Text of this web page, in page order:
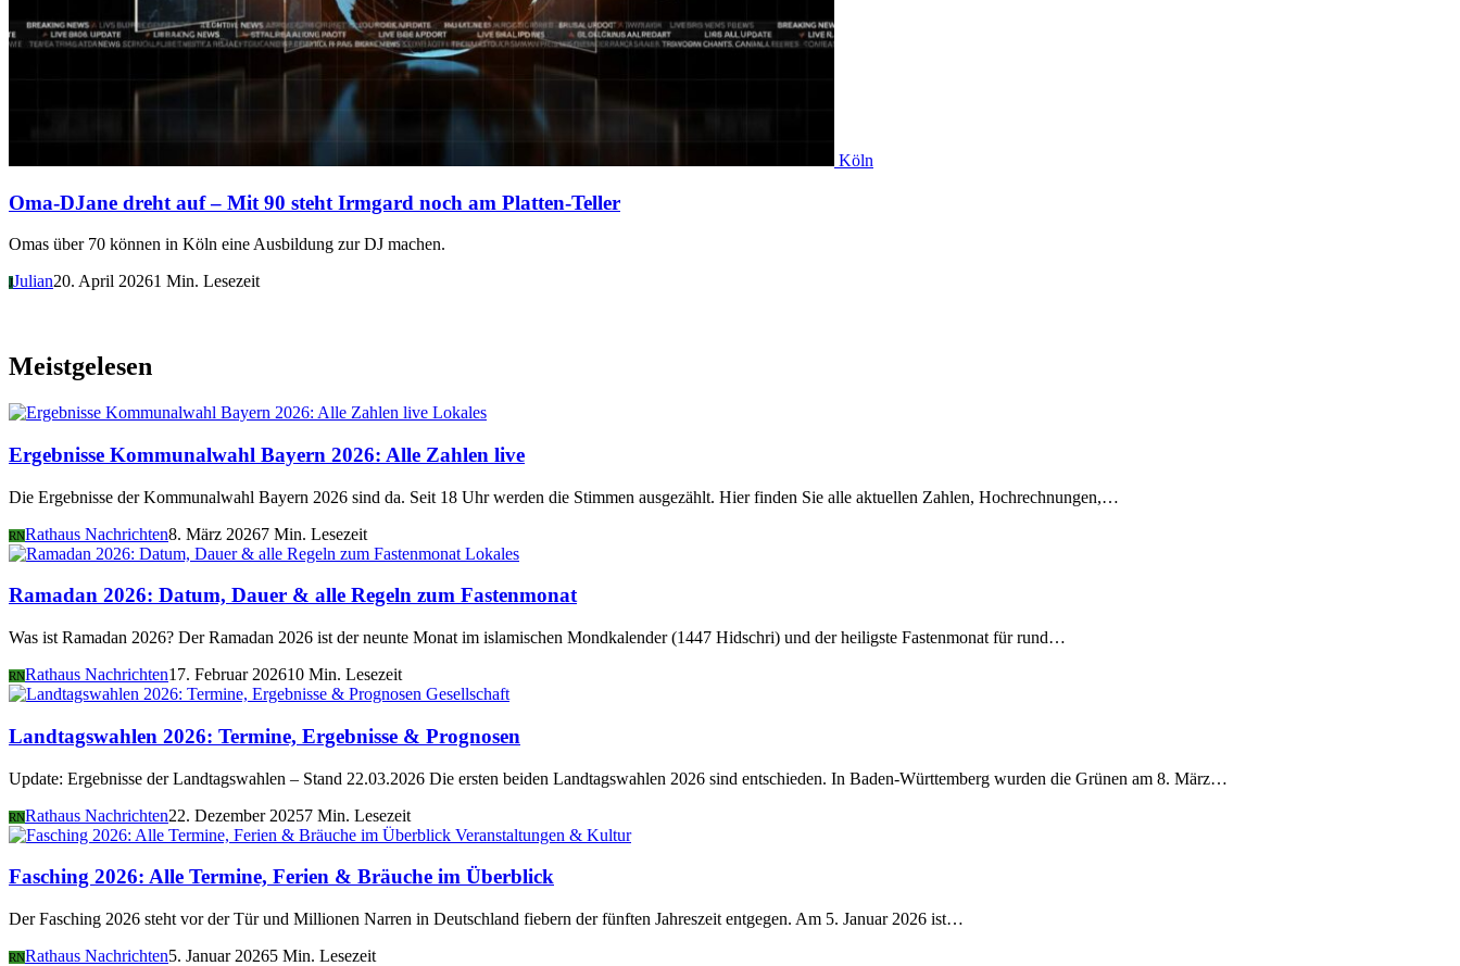
Köln
Oma-DJane dreht auf – Mit 90 steht Irmgard noch am Platten-Teller
Omas über 70 können in Köln eine Ausbildung zur DJ machen.
JJulian20. April 20261 Min. Lesezeit
Meistgelesen
Lokales
Ergebnisse Kommunalwahl Bayern 2026: Alle Zahlen live
Die Ergebnisse der Kommunalwahl Bayern 2026 sind da. Seit 18 Uhr werden die Stimmen ausgezählt. Hier finden Sie alle aktuellen Zahlen, Hochrechnungen,…
RNRathaus Nachrichten8. März 20267 Min. Lesezeit
Lokales
Ramadan 2026: Datum, Dauer & alle Regeln zum Fastenmonat
Was ist Ramadan 2026? Der Ramadan 2026 ist der neunte Monat im islamischen Mondkalender (1447 Hidschri) und der heiligste Fastenmonat für rund…
RNRathaus Nachrichten17. Februar 202610 Min. Lesezeit
Gesellschaft
Landtagswahlen 2026: Termine, Ergebnisse & Prognosen
Update: Ergebnisse der Landtagswahlen – Stand 22.03.2026 Die ersten beiden Landtagswahlen 2026 sind entschieden. In Baden-Württemberg wurden die Grünen am 8. März…
RNRathaus Nachrichten22. Dezember 20257 Min. Lesezeit
Veranstaltungen & Kultur
Fasching 2026: Alle Termine, Ferien & Bräuche im Überblick
Der Fasching 2026 steht vor der Tür und Millionen Narren in Deutschland fiebern der fünften Jahreszeit entgegen. Am 5. Januar 2026 ist…
RNRathaus Nachrichten5. Januar 20265 Min. Lesezeit